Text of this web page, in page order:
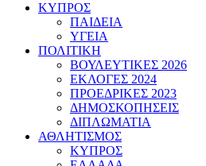
ΚΥΠΡΟΣ
ΠΑΙΔΕΙΑ
ΥΓΕΙΑ
ΠΟΛΙΤΙΚΗ
ΒΟΥΛΕΥΤΙΚΕΣ 2026
ΕΚΛΟΓΕΣ 2024
ΠΡΟΕΔΡΙΚΕΣ 2023
ΔΗΜΟΣΚΟΠΗΣΕΙΣ
ΔΙΠΛΩΜΑΤΙΑ
ΑΘΛΗΤΙΣΜΟΣ
ΚΥΠΡΟΣ